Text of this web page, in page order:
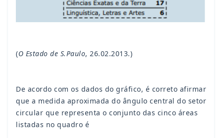
(O Estado de S.Paulo, 26.02.2013.)
De acordo com os dados do gráfico, é correto afirmar
que a medida aproximada do ângulo central do setor
circular que representa o conjunto das cinco áreas
listadas no quadro é